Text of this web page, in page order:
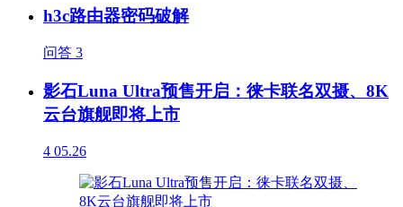
h3c路由器密码破解
问答 3
影石Luna Ultra预售开启：徕卡联名双摄、8K
云台旗舰即将上市
4 05.26